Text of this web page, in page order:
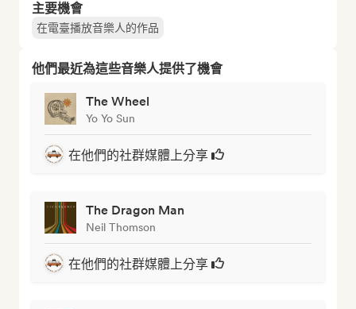
主要機會
在電臺播放音樂人的作品
他們最近為這些音樂人提供了機會
The Wheel
Yo Yo Sun
在他們的社群媒體上分享
The Dragon Man
Neil Thomson
在他們的社群媒體上分享